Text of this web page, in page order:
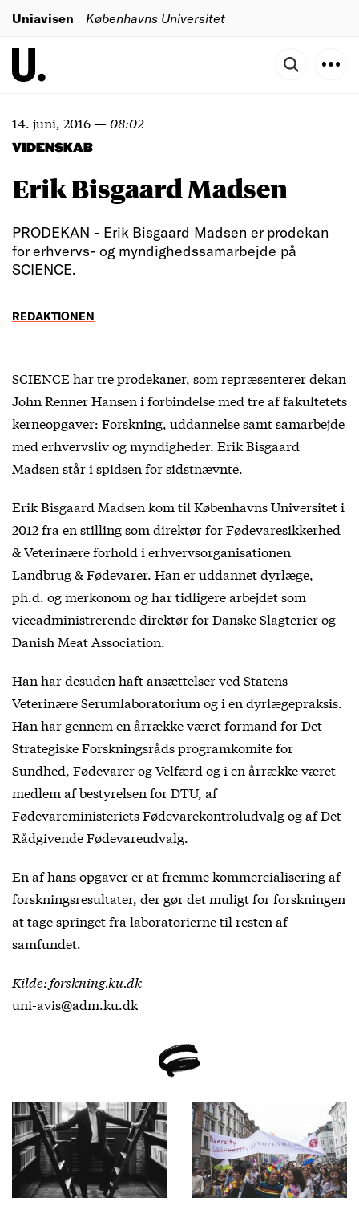
Uniavisen Københavns Universitet
14. juni, 2016—08:02
VIDENSKAB
Erik Bisgaard Madsen
PRODEKAN - Erik Bisgaard Madsen er prodekan
for erhvervs- og myndighedssamarbejde på
SCIENCE.
REDAKTIONEN
SCIENCE har tre prodekaner, som repræsenterer dekan
John Renner Hansen i forbindelse med tre af fakultetets
kerneopgaver: Forskning, uddannelse samt samarbejde
med erhvervsliv og myndigheder. Erik Bisgaard
Madsen står i spidsen for sidstnævnte.
Erik Bisgaard Madsen kom til Københavns Universitet i
2012 fra en stilling som direktør for Fødevaresikkerhed
& Veterinære forhold i erhvervsorganisationen
Landbrug & Fødevarer. Han er uddannet dyrlæge,
ph.d. og merkonom og har tidligere arbejdet som
viceadministrerende direktør for Danske Slagterier og
Danish Meat Association.
Han har desuden haft ansættelser ved Statens
Veterinære Serumlaboratorium og i en dyrlægepraksis.
Han har gennem en årrække været formand for Det
Strategiske Forskningsråds programkomite for
Sundhed, Fødevarer og Velfærd og i en årrække været
medlem af bestyrelsen for DTU, af
Fødevareministeriets Fødevarekontroludvalg og af Det
Rådgivende Fødevareudvalg.
En af hans opgaver er at fremme kommercialisering af
forskningsresultater, der gør det muligt for forskningen
at tage springet fra laboratorierne til resten af
samfundet.
Kilde: forskning.ku.dk
uni-avis@adm.ku.dk